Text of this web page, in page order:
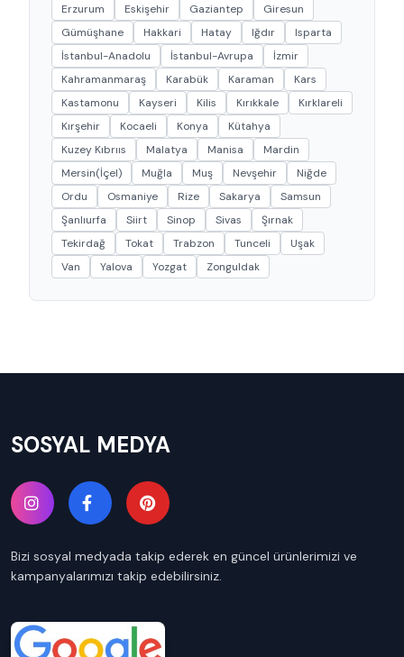
Erzurum
Eskişehir Gaziantep
Giresun
Gümüşhane
Hakkari Hatay Iğdır
Isparta
İstanbul-Anadolu
İstanbul-Avrupa
İzmir
Kahramanmaraş
Karabük Karaman
Kars
Kastamonu
Kayseri Kilis Kırıkkale
Kırklareli
Kırşehir
Kocaeli Konya
Kütahya
Kuzey Kıbrııs
Malatya Manisa
Mardin
Mersin(İçel)
Muğla Muş Nevşehir
Niğde
Ordu
Osmaniye Rize Sakarya
Samsun
Şanlıurfa
Siirt Sinop Sivas
Şırnak
Tekirdağ
Tokat Trabzon Tunceli
Uşak
Van
Yalova Yozgat Zonguldak
SOSYAL MEDYA
Bizi sosyal medyada takip ederek en güncel ürünlerimizi ve
kampanyalarımızı takip edebilirsiniz.